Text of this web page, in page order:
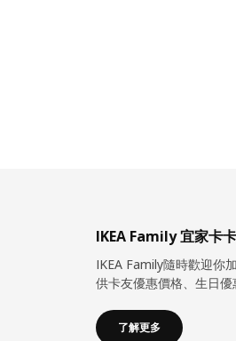
IKEA Family 宜家卡
IKEA Family隨時歡迎你
供卡友優惠價格、生日優
了解更多